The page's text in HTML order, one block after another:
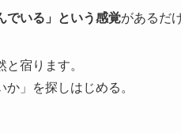
でいる」という感覚があるだ
宿ります。
」を探しはじめる。